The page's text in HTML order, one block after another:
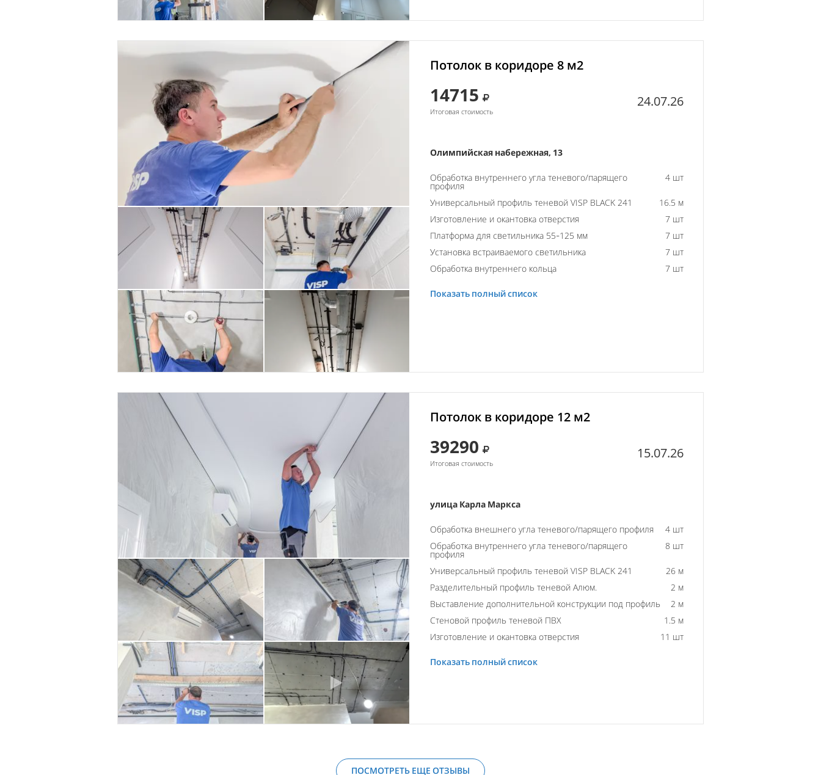
Потолок в коридоре 8 м2
14715
Итоговая стоимость
24.07.26
Олимпийская набережная, 13
Обработка внутреннего угла теневого/парящего
профиля
4 шт
Универсальный профиль теневой VISP BLACK 241
16.5 м
Изготовление и окантовка отверстия
7 шт
Платформа для светильника 55-125 мм
7 шт
Установка встраиваемого светильника
7 шт
Обработка внутреннего кольца
7 шт
Показать полный список
Потолок в коридоре 12 м2
39290
Итоговая стоимость
15.07.26
улица Карла Маркса
Обработка внешнего угла теневого/парящего профиля
4 шт
Обработка внутреннего угла теневого/парящего
профиля
8 шт
Универсальный профиль теневой VISP BLACK 241
26 м
Разделительный профиль теневой Алюм.
2 м
Выставление дополнительной конструкции под профиль
2 м
Стеновой профиль теневой ПВХ
1.5 м
Изготовление и окантовка отверстия
11 шт
Показать полный список
ПОСМОТРЕТЬ ЕЩЕ ОТЗЫВЫ